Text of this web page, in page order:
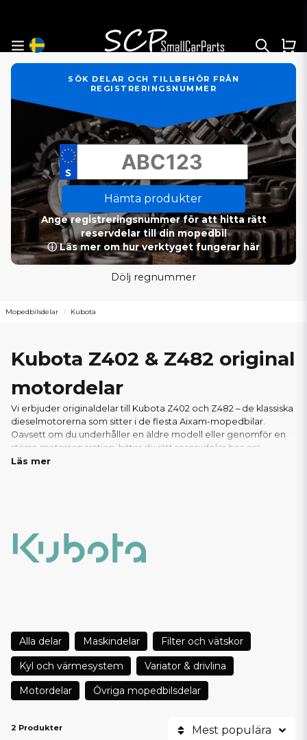
SÖK DELAR OCH TILLBEHÖR FRÅN
REGISTRERINGSNUMMER
Hämta produkter
Ange registreringsnummer för att hitta rätt
reservdelar till din mopedbil
ⓘ Läs mer om hur verktyget fungerar här
Dölj regnummer
Mopedbilsdelar Kubota
Kubota Z402 & Z482 original
motordelar
Vi erbjuder originaldelar till Kubota Z402 och Z482 – de klassiska
dieselmotorerna som sitter i de flesta Aixam-mopedbilar.
Oavsett om du underhåller en äldre modell eller genomför en
större motorreparation, hittar du rätt reservdelar hos oss.
Tack vare vårt välfyllda lager kan vi ofta erbjuda snabba
leveranser – perfekt för verkstäder och privatpersoner som
behöver delarna snabbt. Hos oss handlar du tryggt, med
Läs mer
Alla delar Maskindelar
Filter och vätskor
Kyl och värmesystem
Variator & drivlina
Motordelar
Övriga mopedbilsdelar
2 Produkter Mest populära